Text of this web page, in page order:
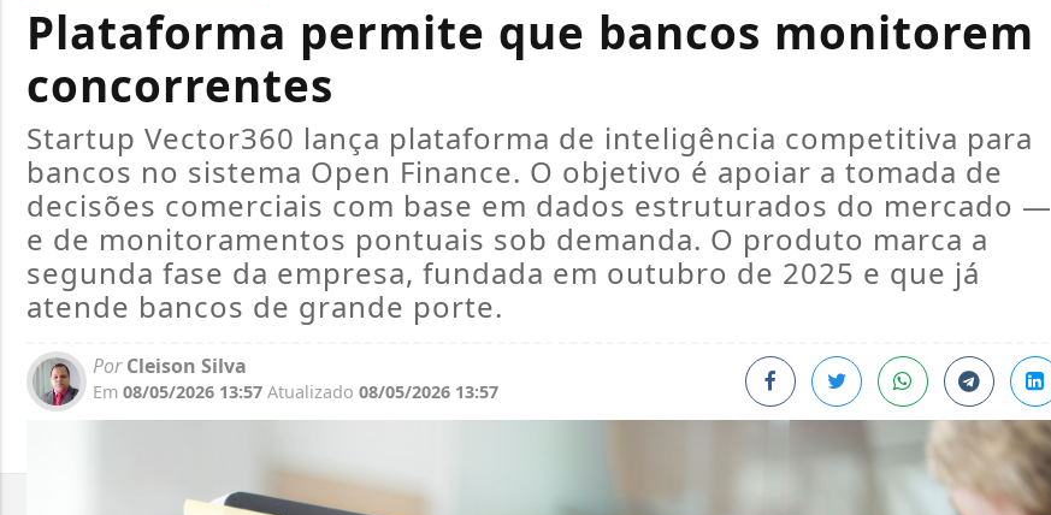
Plataforma permite que bancos monitorem
concorrentes
Startup Vector360 lança plataforma de inteligência competitiva para
bancos no sistema Open Finance. O objetivo é apoiar a tomada de
decisões comerciais com base em dados estruturados do mercado —
e de monitoramentos pontuais sob demanda. O produto marca a
segunda fase da empresa, fundada em outubro de 2025 e que já
atende bancos de grande porte.
PorCleison Silva
Em 08/05/2026 13:57 Atualizado 08/05/2026 13:57